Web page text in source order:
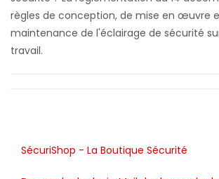
SécuriShop - La Boutique Sécurité